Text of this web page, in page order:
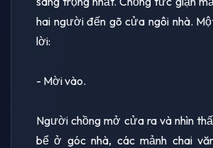
hai người đến gõ cửa ngôi nhà.
lời:
- Mời vào.
Người chồng mở cửa ra và nhìn
bể ở góc nhà, các mảnh chai